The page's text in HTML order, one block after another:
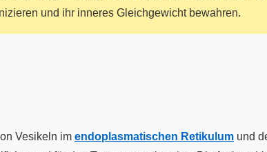
und ihr inneres Gleichgewicht bewahren.
Vesikeln im endoplasmatischen Retikulum und